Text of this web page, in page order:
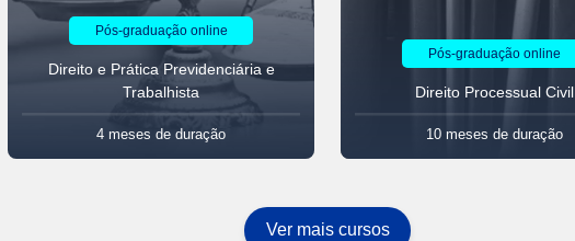
Pós-graduação online
Direito e Prática Previdenciária e
Trabalhista
4 meses de duração
Pós-graduação online
Direito Processual Civil
10 meses de duração
Ver mais cursos